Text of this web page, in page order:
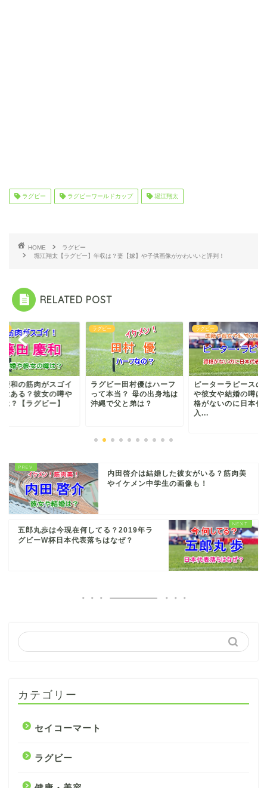
ラグビー ラグビーワールドカップ 堀江翔太
HOME
ラグビー
堀江翔太【ラグビー】年収は？妻【嫁】や子供画像がかわいいと評判！
RELATED POST
ビー田村優はハーフ
本当？ 母の出身地は
で父と弟は？
ラグビー
ピーターラピースの国籍
や彼女や結婚の噂は？資
格がないのに日本代表
ラグビー
梶村祐介の彼女の噂
ハーフで弟は柔道家
ホント？【ラグビー
内田啓介は結婚した彼女がいる？筋肉美
やイケメン中学生の画像も！
五郎丸歩は今現在何してる？2019年ラ
グビーW杯日本代表落ちはなぜ？
カテゴリー
セイコーマート
ラグビー